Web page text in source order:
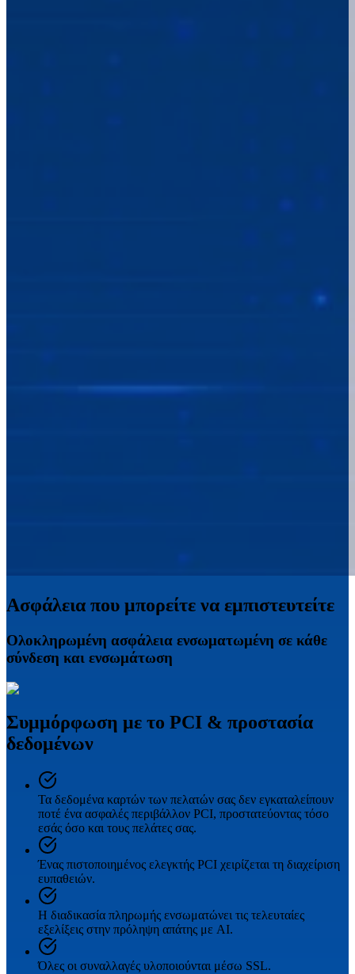
Ασφάλεια που μπορείτε να εμπιστευτείτε
Ολοκληρωμένη ασφάλεια ενσωματωμένη σε κάθε
σύνδεση και ενσωμάτωση
Συμμόρφωση με το PCI & προστασία
δεδομένων
Τα δεδομένα καρτών των πελατών σας δεν εγκαταλείπουν
ποτέ ένα ασφαλές περιβάλλον PCI, προστατεύοντας τόσο
εσάς όσο και τους πελάτες σας.
Ένας πιστοποιημένος ελεγκτής PCI χειρίζεται τη διαχείριση
ευπαθειών.
Η διαδικασία πληρωμής ενσωματώνει τις τελευταίες
εξελίξεις στην πρόληψη απάτης με AI.
Όλες οι συναλλαγές υλοποιούνται μέσω SSL.